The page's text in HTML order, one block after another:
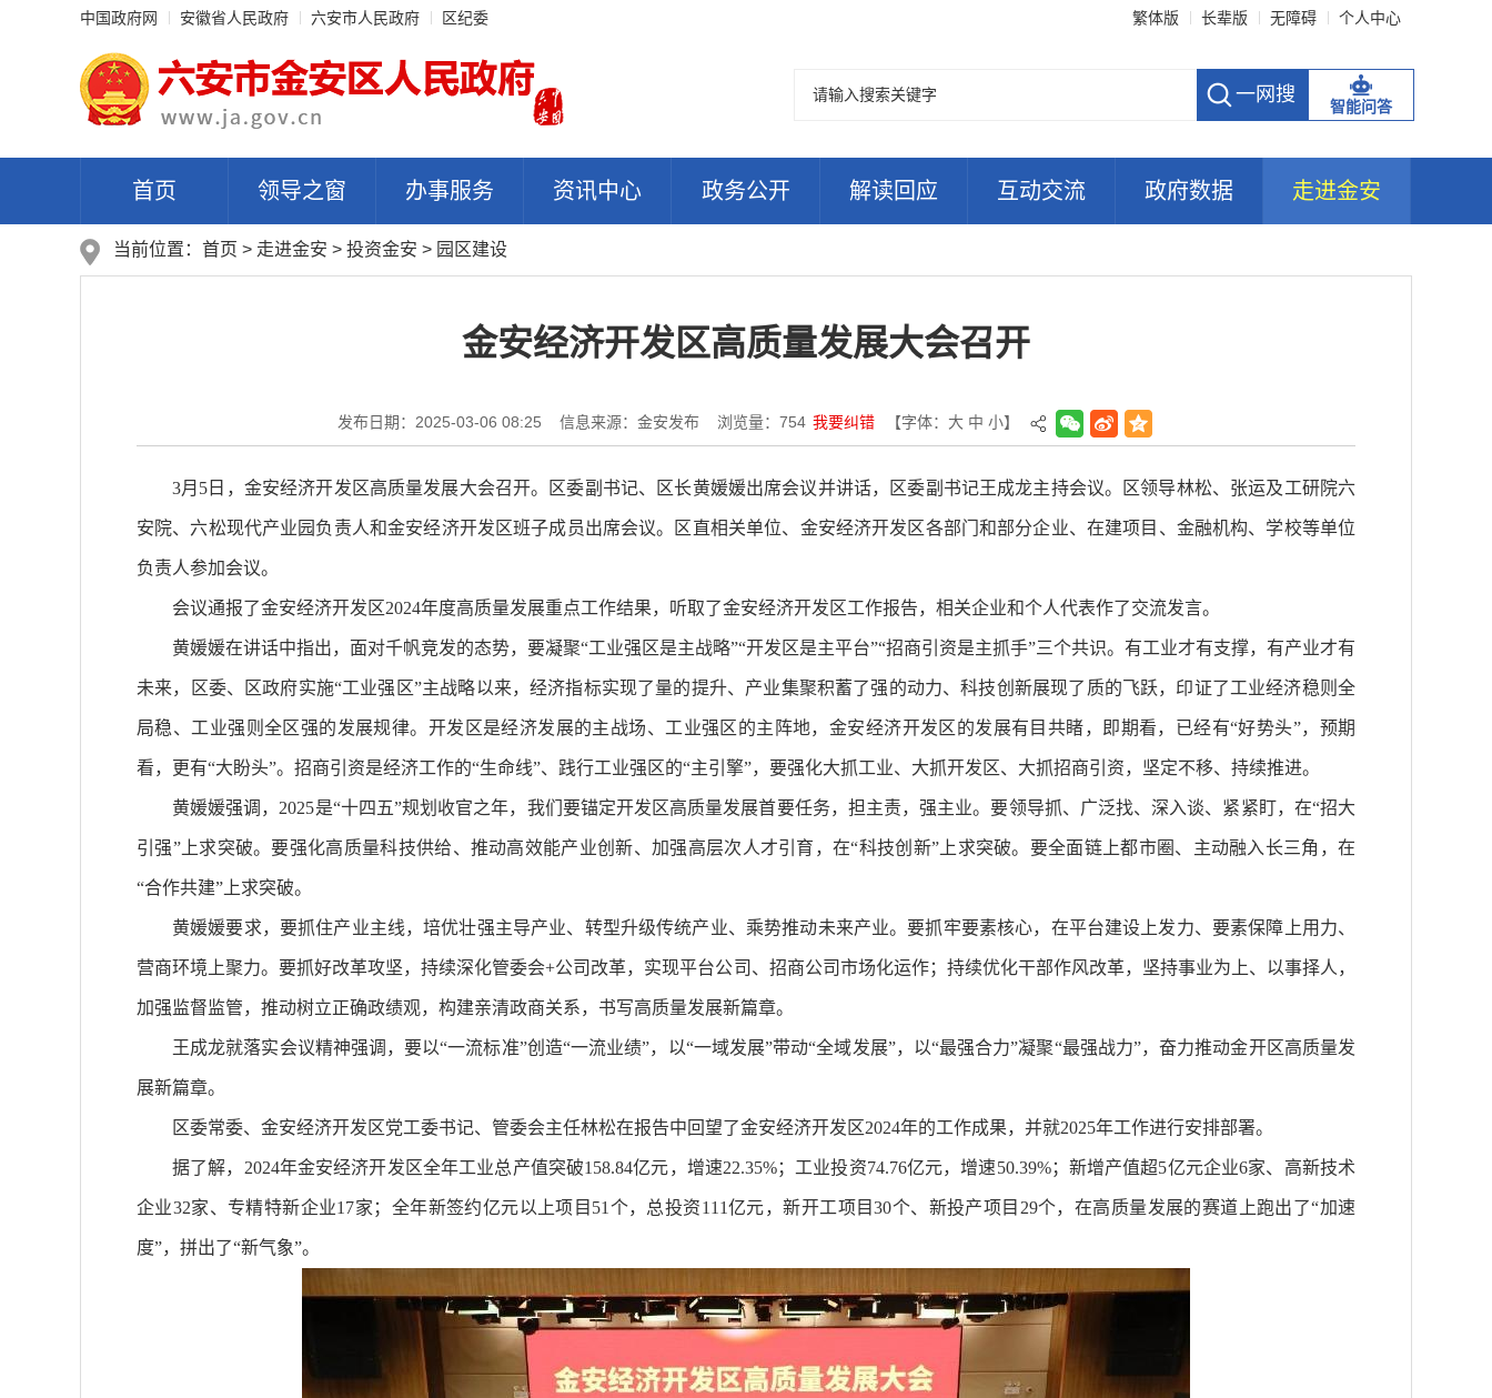
中国政府网 安徽省人民政府 六安市人民政府 区纪委 繁体版 长辈版 无障碍 个人中心
智能问答
首页 领导之窗 办事服务 资讯中心 政务公开 解读回应 互动交流 政府数据 走进金安
当前位置： 首页 > 走进金安 > 投资金安 > 园区建设
金安经济开发区高质量发展大会召开
发布日期：2025-03-06 08:25 信息来源：金安发布 浏览量： 754 我要纠错 【字体： 大 中 小】
3月5日，金安经济开发区高质量发展大会召开。区委副书记、区长黄媛媛出席会议并讲话，区委副书记王成龙主持会议。区领导林松、张运及工研院六
安院、六松现代产业园负责人和金安经济开发区班子成员出席会议。区直相关单位、金安经济开发区各部门和部分企业、在建项目、金融机构、学校等单位
负责人参加会议。
会议通报了金安经济开发区2024年度高质量发展重点工作结果，听取了金安经济开发区工作报告，相关企业和个人代表作了交流发言。
黄媛媛在讲话中指出，面对千帆竞发的态势，要凝聚“工业强区是主战略”“开发区是主平台”“招商引资是主抓手”三个共识。有工业才有支撑，有产业才有
未来，区委、区政府实施“工业强区”主战略以来，经济指标实现了量的提升、产业集聚积蓄了强的动力、科技创新展现了质的飞跃，印证了工业经济稳则全
局稳、工业强则全区强的发展规律。开发区是经济发展的主战场、工业强区的主阵地，金安经济开发区的发展有目共睹，即期看，已经有“好势头”，预期
看，更有“大盼头”。招商引资是经济工作的“生命线”、践行工业强区的“主引擎”，要强化大抓工业、大抓开发区、大抓招商引资，坚定不移、持续推进。
黄媛媛强调，2025是“十四五”规划收官之年，我们要锚定开发区高质量发展首要任务，担主责，强主业。要领导抓、广泛找、深入谈、紧紧盯，在“招大
引强”上求突破。要强化高质量科技供给、推动高效能产业创新、加强高层次人才引育，在“科技创新”上求突破。要全面链上都市圈、主动融入长三角，在
“合作共建”上求突破。
黄媛媛要求，要抓住产业主线，培优壮强主导产业、转型升级传统产业、乘势推动未来产业。要抓牢要素核心，在平台建设上发力、要素保障上用力、
营商环境上聚力。要抓好改革攻坚，持续深化管委会+公司改革，实现平台公司、招商公司市场化运作；持续优化干部作风改革，坚持事业为上、以事择人，
加强监督监管，推动树立正确政绩观，构建亲清政商关系，书写高质量发展新篇章。
王成龙就落实会议精神强调，要以“一流标准”创造“一流业绩”，以“一域发展”带动“全域发展”，以“最强合力”凝聚“最强战力”，奋力推动金开区高质量发
展新篇章。
区委常委、金安经济开发区党工委书记、管委会主任林松在报告中回望了金安经济开发区2024年的工作成果，并就2025年工作进行安排部署。
据了解，2024年金安经济开发区全年工业总产值突破158.84亿元，增速22.35%；工业投资74.76亿元，增速50.39%；新增产值超5亿元企业6家、高新技术
企业32家、专精特新企业17家；全年新签约亿元以上项目51个，总投资111亿元，新开工项目30个、新投产项目29个，在高质量发展的赛道上跑出了“加速
度”，拼出了“新气象”。